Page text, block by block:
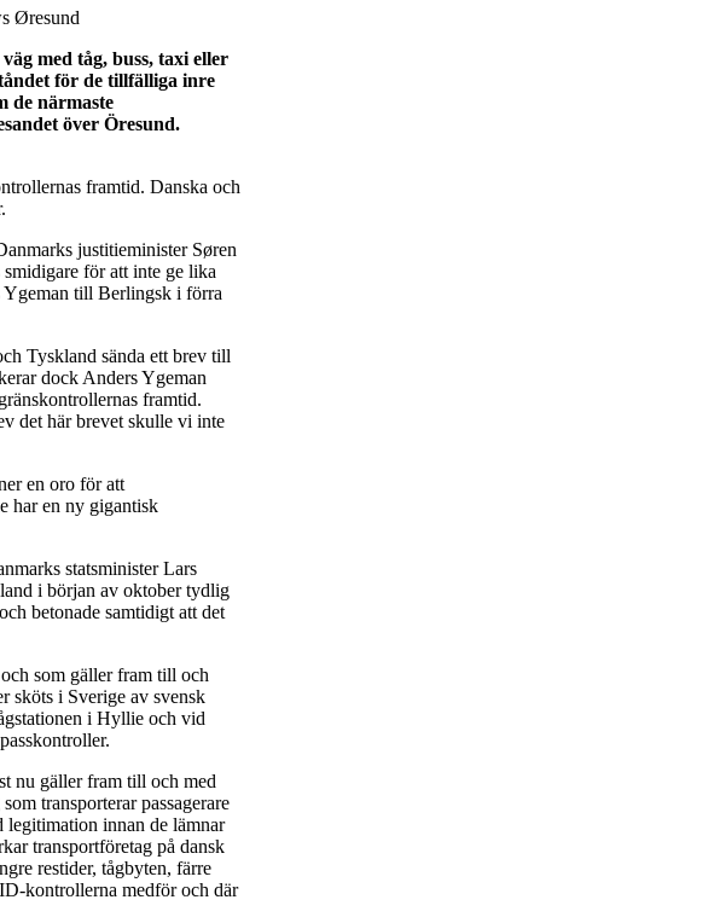
Øresund
med tåg, buss, taxi eller
för de tillfälliga inre
de närmaste
över Öresund.
framtid. Danska och
justitieminister Søren
för att inte ge lika
Ygeman till Berlingsk i förra
Tyskland sända ett brev till
dock Anders Ygeman
framtid.
det här brevet skulle vi inte
en oro för att
har en ny gigantisk
statsminister Lars
i början av oktober tydlig
betonade samtidigt att det
som gäller fram till och
sköts i Sverige av svensk
i Hyllie och vid
nu gäller fram till och med
transporterar passagerare
legitimation innan de lämnar
transportföretag på dansk
restider, tågbyten, färre
kontrollerna medför och där